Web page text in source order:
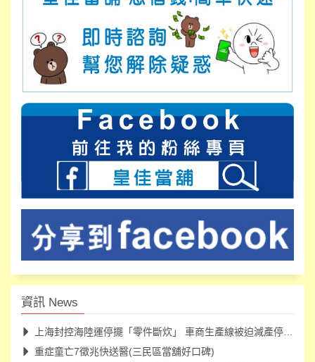
資訊 News
上海封控海陸運停擺「零件斷炊」 車商生產線被迫減產停工(三民
重症童亡7徵兆快送醫(三民區當舖好口碑)